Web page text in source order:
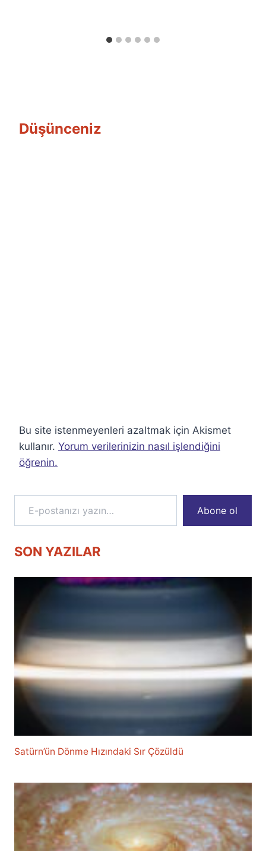
Düşünceniz
Bu site istenmeyenleri azaltmak için Akismet
kullanır. Yorum verilerinizin nasıl işlendiğini
öğrenin.
E-postanızı yazın…
Abone ol
SON YAZILAR
Satürn’ün Dönme Hızındaki Sır Çözüldü